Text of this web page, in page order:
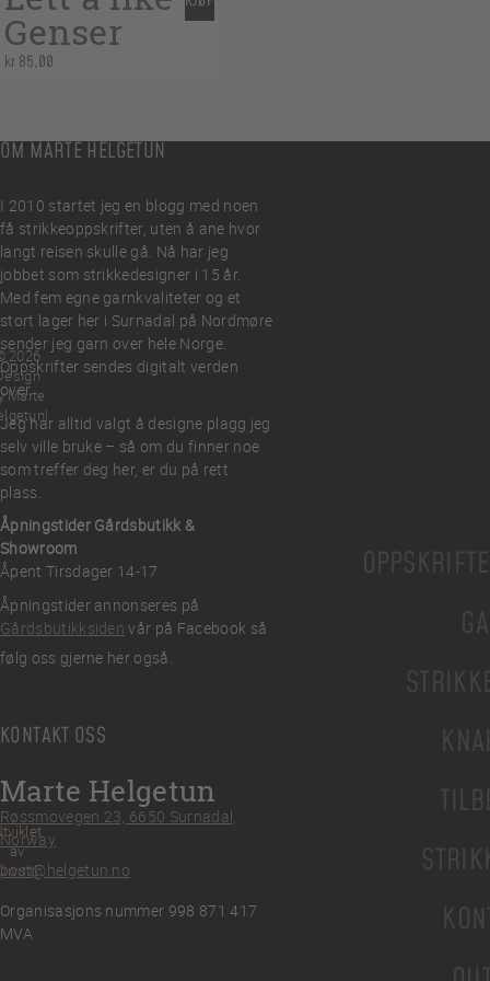
Genser
kr 85,00
OM MARTE HELGETUN
I 2010 startet jeg en blogg med noen
få strikkeoppskrifter, uten å ane hvor
langt reisen skulle gå. Nå har jeg
jobbet som strikkedesigner i 15 år.
Med fem egne garnkvaliteter og et
stort lager her i Surnadal på Nordmøre
sender jeg garn over hele Norge.
Oppskrifter sendes digitalt verden
over.
Jeg har alltid valgt å designe plagg jeg
selv ville bruke – så om du finner noe
som treffer deg her, er du på rett
plass.
Åpningstider Gårdsbutikk &
Showroom
Åpent Tirsdager 14-17
Åpningstider annonseres på
Gårdsbutikksiden vår på Facebook så
følg oss gjerne her også.
KONTAKT OSS
Marte Helgetun
Røssmovegen 23, 6650 Surnadal,
Norway
post@helgetun.no
Organisasjons nummer 998 871 417
MVA
2026
Marte
av